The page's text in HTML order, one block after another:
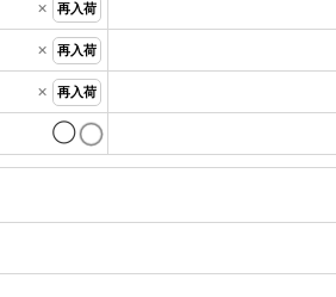
× 再入荷
× 再入荷
× 再入荷
◯